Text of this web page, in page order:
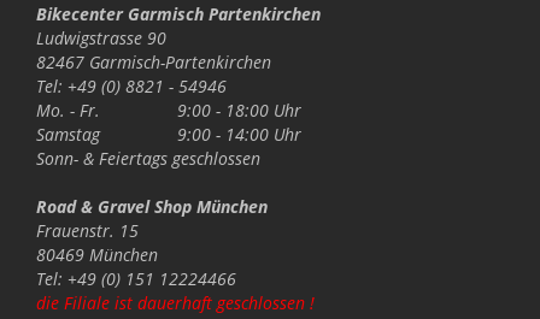
Bikecenter Garmisch Partenkirchen
Ludwigstrasse 90
82467 Garmisch-Partenkirchen
Tel: +49 (0) 8821 - 54946
Mo. - Fr.
9:00 - 18:00 Uhr
Samstag
9:00 - 14:00 Uhr
Sonn- & Feiertags geschlossen
Road & Gravel Shop München
Frauenstr. 15
80469 München
Tel: +49 (0) 151 12224466
die Filiale ist dauerhaft geschlossen !